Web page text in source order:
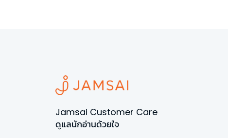
Jamsai Customer Care
ดูแลนักอ่านด้วยใจ